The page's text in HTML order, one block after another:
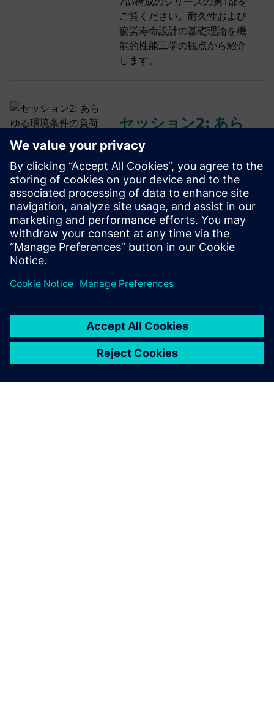
ご覧ください。耐久性および
疲労寿命設計の基礎理論を機
能的性能工学の観点から紹介
します。
セッション2: あら
ゆる環境条件の負
荷データをスマー
トに取得
7部構成のシリーズの第2部を
ご覧ください。 現実の負荷デ
ータを収集する方法と、収集
プロセスを最適化してできる
得する方法を確認します。